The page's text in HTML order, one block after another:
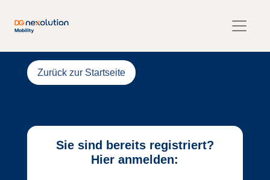
Zurück zur Startseite
Sie sind bereits registriert?
Hier anmelden: